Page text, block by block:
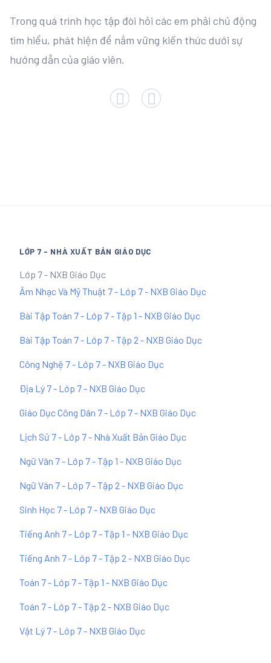
Trong quá trình học tập đòi hỏi các em phải chủ động
tìm hiểu, phát hiện để nắm vững kiến thức dưới sự
hướng dẫn của giáo viên.
LỚP 7 - NHÀ XUẤT BẢN GIÁO DỤC
Lớp 7 - NXB Giáo Dục
Âm Nhạc Và Mỹ Thuật 7 - Lớp 7 - NXB Giáo Dục
Bài Tập Toán 7 - Lớp 7 - Tập 1 - NXB Giáo Dục
Bài Tập Toán 7 - Lớp 7 - Tập 2 - NXB Giáo Dục
Công Nghệ 7 - Lớp 7 - NXB Giáo Dục
Địa Lý 7 - Lớp 7 - NXB Giáo Dục
Giáo Dục Công Dân 7 - Lớp 7 - NXB Giáo Dục
Lịch Sử 7 - Lớp 7 - Nhà Xuất Bản Giáo Dục
Ngữ Văn 7 - Lớp 7 - Tập 1 - NXB Giáo Dục
Ngữ Văn 7 - Lớp 7 - Tập 2 - NXB Giáo Dục
Sinh Học 7 - Lớp 7 - NXB Giáo Dục
Tiếng Anh 7 - Lớp 7 - Tập 1 - NXB Giáo Dục
Tiếng Anh 7 - Lớp 7 - Tập 2 - NXB Giáo Dục
Toán 7 - Lớp 7 - Tập 1 - NXB Giáo Dục
Toán 7 - Lớp 7 - Tập 2 - NXB Giáo Dục
Vật Lý 7 - Lớp 7 - NXB Giáo Dục